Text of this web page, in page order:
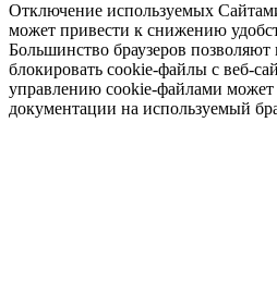
Отключение используемых
может привести к снижению
Большинство браузеров позволяют
блокировать cookie-файлы c веб-
управлению cookie-файлами может
документации на используемый